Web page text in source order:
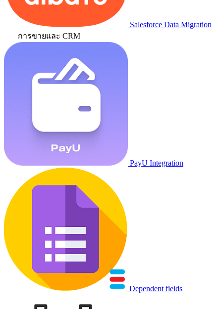
Salesforce Data Migration
การขายและ CRM
PayU Integration
Dependent fields